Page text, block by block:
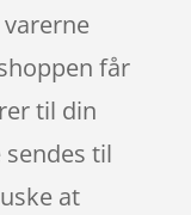
får
til din
til
at